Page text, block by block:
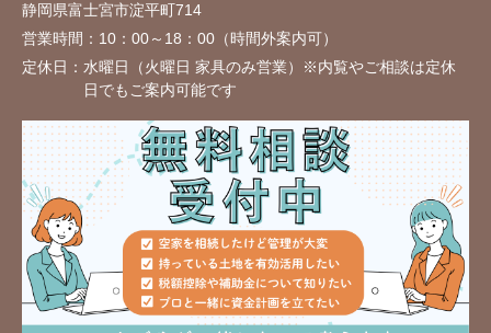
静岡県富士宮市淀平町714
営業時間： 10：00～18：00（時間外案内可）
定休日： 水曜日（火曜日 家具のみ営業）※内覧やご相談は定休
日でもご案内可能です